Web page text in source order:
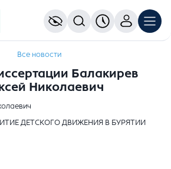
Все новости
Балакирев
Николаевич
ДЕТСКОГО ДВИЖЕНИЯ В БУРЯТИИ